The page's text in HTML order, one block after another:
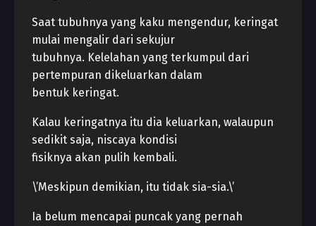
Saat tubuhnya yang kaku mengendur, keringat
mulai mengalir dari sekujur
tubuhnya. Kelelahan yang terkumpul dari
pertempuran dikeluarkan dalam
bentuk keringat.
Kalau keringatnya itu dia keluarkan, walaupun
sedikit saja, niscaya kondisi
fisiknya akan pulih kembali.
\’Meskipun demikian, itu tidak sia-sia.\’
Ia belum mencapai puncak yang pernah